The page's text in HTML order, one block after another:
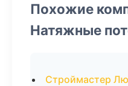
Похожие
Натяжные
Строймастер